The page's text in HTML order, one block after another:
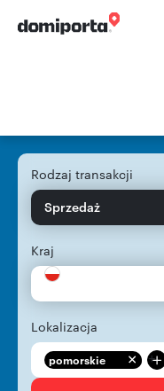
Rodzaj transakcji
Sprzedaż
Kraj
Lokalizacja
pomorskie +